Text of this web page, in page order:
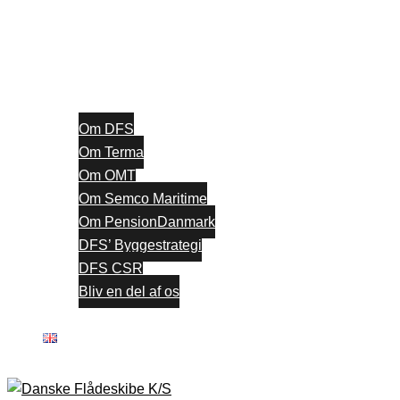
Om DFS
Om Terma
Om OMT
Om Semco Maritime
Om PensionDanmark
DFS’ Byggestrategi
DFS CSR
Bliv en del af os